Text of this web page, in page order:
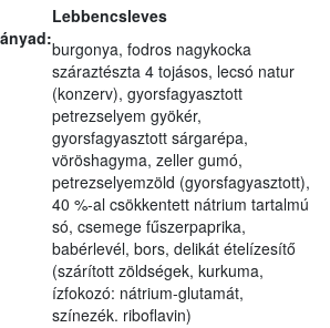
Lebbencsleves
burgonya, fodros nagykocka
száraztészta 4 tojásos, lecsó natur
(konzerv), gyorsfagyasztott
petrezselyem gyökér,
gyorsfagyasztott sárgarépa,
vöröshagyma, zeller gumó,
petrezselyemzöld (gyorsfagyasztott),
40 %-al csökkentett nátrium tartalmú
só, csemege fűszerpaprika,
babérlevél, bors, delikát ételízesítő
(szárított zöldségek, kurkuma,
ízfokozó: nátrium-glutamát,
színezék. riboflavin)